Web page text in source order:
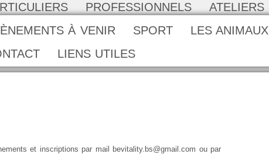
PROFESSIONNELS ATELIERS
À VENIR
SPORT LES ANIMAUX
LIENS UTILES
et inscriptions par mail bevitality.bs@gmail.com ou par